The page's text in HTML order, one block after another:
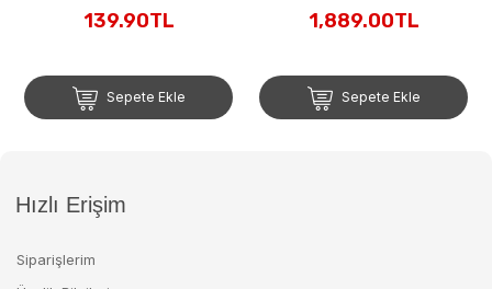
139.90TL
Sepete Ekle
1,889.00TL
Sepete Ekle
Hızlı Erişim
Siparişlerim